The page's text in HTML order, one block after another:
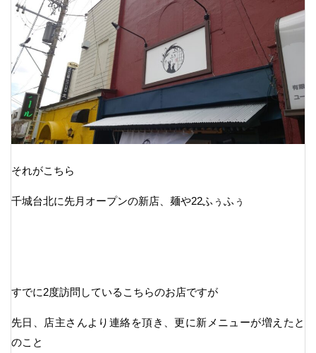
それがこちら
千城台北に先月オープンの新店、麺や22ふぅふぅ
すでに2度訪問しているこちらのお店ですが
先日、店主さんより連絡を頂き、更に新メニューが増えたと
のこと